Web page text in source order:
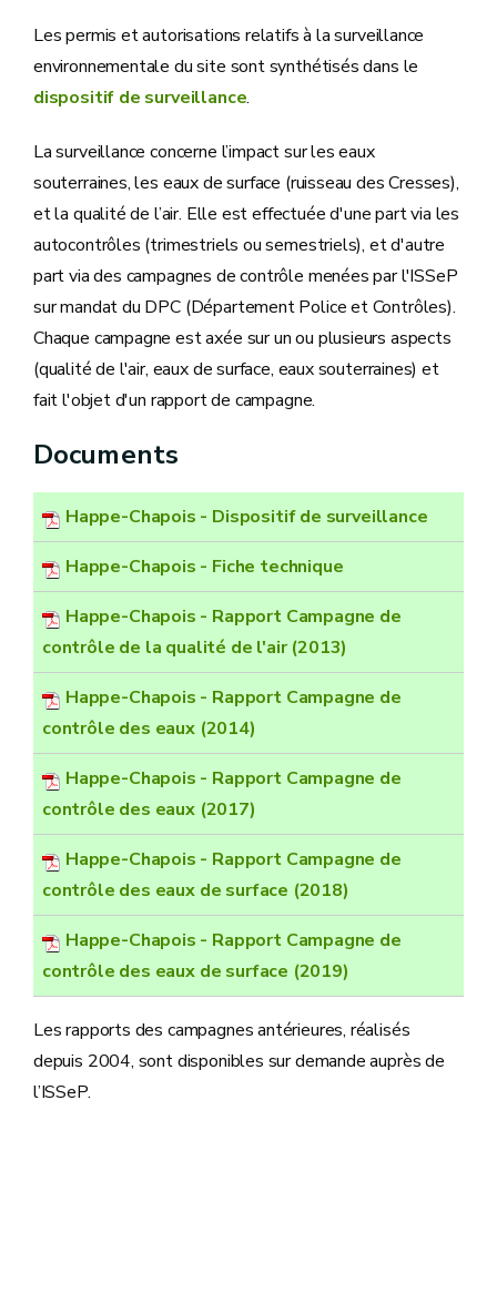
Les permis et autorisations relatifs à la surveillance
environnementale du site sont synthétisés dans le
dispositif de surveillance.
La surveillance concerne l’impact sur les eaux
souterraines, les eaux de surface (ruisseau des Cresses),
et la qualité de l’air. Elle est effectuée d'une part via les
autocontrôles (trimestriels ou semestriels), et d'autre
part via des campagnes de contrôle menées par l'ISSeP
sur mandat du DPC (Département Police et Contrôles).
Chaque campagne est axée sur un ou plusieurs aspects
(qualité de l'air, eaux de surface, eaux souterraines) et
fait l'objet d'un rapport de campagne.
Documents
Happe-Chapois - Dispositif de surveillance
Happe-Chapois - Fiche technique
Happe-Chapois - Rapport Campagne de
contrôle de la qualité de l'air (2013)
Happe-Chapois - Rapport Campagne de
contrôle des eaux (2014)
Happe-Chapois - Rapport Campagne de
contrôle des eaux (2017)
Happe-Chapois - Rapport Campagne de
contrôle des eaux de surface (2018)
Happe-Chapois - Rapport Campagne de
contrôle des eaux de surface (2019)
Les rapports des campagnes antérieures, réalisés
depuis 2004, sont disponibles sur demande auprès de
l’ISSeP.